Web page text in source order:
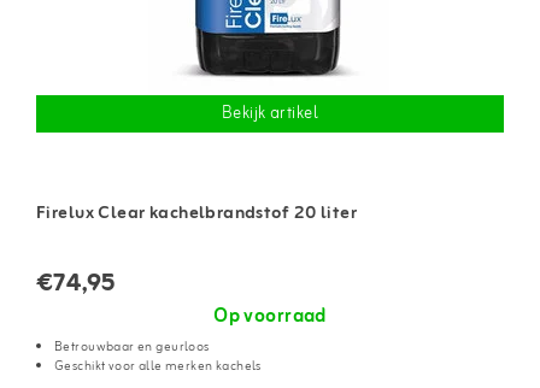
Bekijk artikel
Firelux Clear kachelbrandstof 20 liter
€74,95
Op voorraad
Betrouwbaar en geurloos
Geschikt voor alle merken kachels